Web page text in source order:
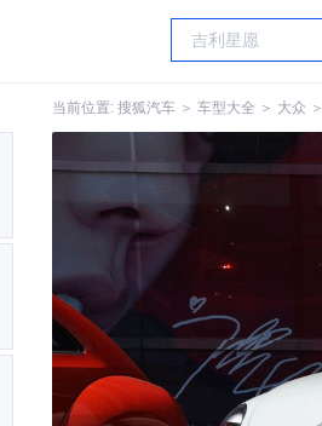
当前位置: 搜狐汽车 ＞ 车型大全 ＞ 大众 ＞